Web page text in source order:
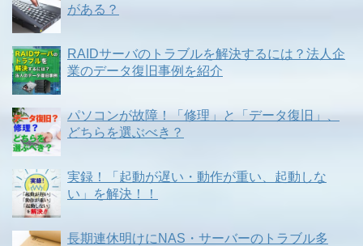
がある？
RAIDサーバのトラブルを解決するには？法人企
業のデータ復旧事例を紹介
パソコンが故障！「修理」と「データ復旧」、
どちらを選ぶべき？
実録！「起動が遅い・動作が重い、起動しな
い」を解決！！
長期連休明けにNAS・サーバーのトラブル多